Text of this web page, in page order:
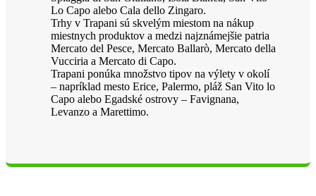
Lo Capo alebo Cala dello Zingaro.
Trhy v Trapani sú skvelým miestom na nákup
miestnych produktov a medzi najznámejšie patria
Mercato del Pesce, Mercato Ballarò, Mercato della
Vucciria a Mercato di Capo.
Trapani ponúka množstvo tipov na výlety v okolí
– napríklad mesto Erice, Palermo, pláž San Vito lo
Capo alebo Egadské ostrovy – Favignana,
Levanzo a Marettimo.